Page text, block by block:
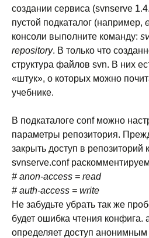
создании сервиса (svnserve
пустой подкаталог (например,
консоли выполните команду:
repository. В только что
структура файлов svn. В них
«штук», о которых можно
учебнике.
В подкаталоге conf можно
параметры репозитория.
закрыть доступ в
svnserve.conf
# anon-access = read
# auth-access = write
Не забудьте убрать так же
будет ошибка чтения конфига.
определяет доступ